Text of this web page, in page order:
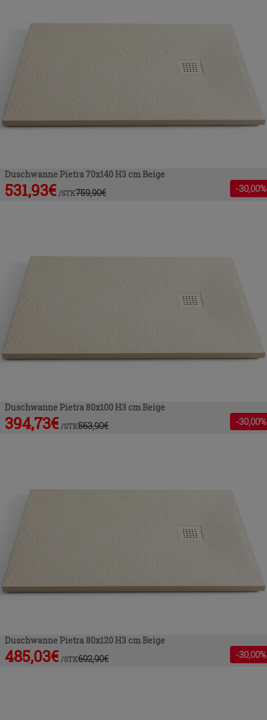
Duschwanne Pietra 70x140 H3 cm Beige
531,93€ /STK759,90€ -30,00%
Duschwanne Pietra 80x100 H3 cm Beige
394,73€ /STK563,90€ -30,00%
Duschwanne Pietra 80x120 H3 cm Beige
485,03€ /STK692,90€ -30,00%